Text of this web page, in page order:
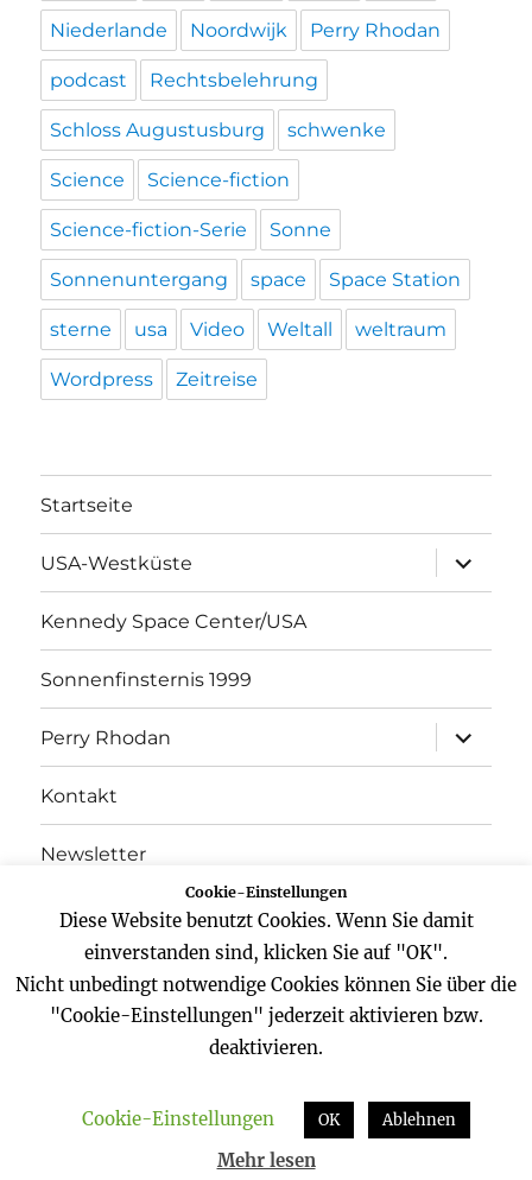
Niederlande Noordwijk Perry Rhodan
podcast Rechtsbelehrung
Schloss Augustusburg schwenke
Science Science-fiction
Science-fiction-Serie Sonne
Sonnenuntergang space Space Station
sterne usa Video Weltall weltraum
Wordpress Zeitreise
Startseite
USA-Westküste
öffnen
Kennedy Space Center/USA
Sonnenfinsternis 1999
Perry Rhodan
öffnen
Kontakt
Newsletter
Datenschutz
FacebookTwitterYouTube
Zeitreisender Datenschutz
Stolz präsentiert von
Cookie-Einstellungen
Diese Website benutzt Cookies. Wenn Sie damit
einverstanden sind, klicken Sie auf "OK".
Nicht unbedingt notwendige Cookies können Sie über die
"Cookie-Einstellungen" jederzeit aktivieren bzw.
deaktivieren.
Cookie-Einstellungen OK Ablehnen
Mehr lesen